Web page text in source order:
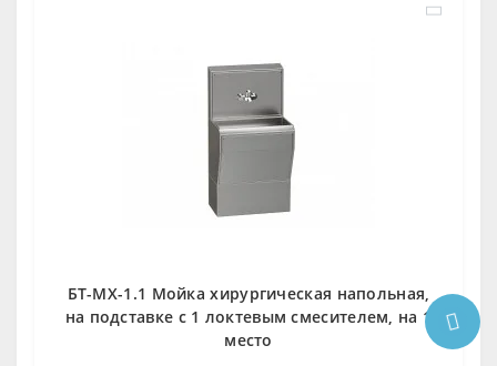
БТ-МХ-1.1 Мойка хирургическая напольная,
на подставке с 1 локтевым смесителем, на 1
место